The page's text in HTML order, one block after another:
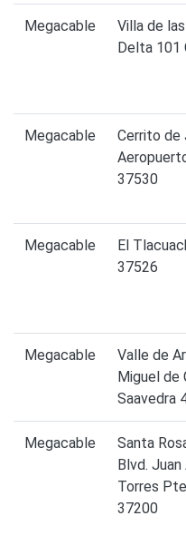
Megacable
Villa de
Delta 101
Megacable
Cerrito de
37530
Megacable
El
37526
Megacable
Valle de
Miguel de
Saavedra
Megacable
Santa
Blvd.
Torres
37200